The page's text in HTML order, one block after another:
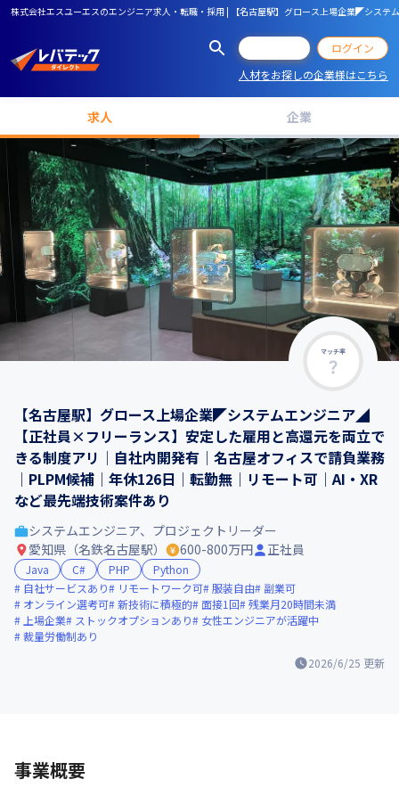
株式会社エスユーエスのエンジニア求人・転職・採用 | 【名古屋駅】グロース上場企業◤シ
ログイン
人材をお探しの企業様はこちら
求人 企業
マッチ率
【名古屋駅】グロース上場企業◤システムエンジニア◢
【正社員×フリーランス】安定した雇用と高還元を両立で
きる制度アリ│自社内開発有│名古屋オフィスで請負業務
│PLPM候補│年休126日│転勤無│リモート可│AI・XR
など最先端技術案件あり
2026/6/25 更新
システムエンジニア、プロジェクトリーダー
愛知県（名鉄名古屋駅）
600-800万円 正社員
Java C# PHP
Python
自社サービスあり
リモートワーク可 服装自由
副業可
オンライン選考可 新技術に積極的 面接1回
残業月20時間未満
上場企業
ストックオプションあり
女性エンジニアが活躍中
裁量労働制あり
事業概要